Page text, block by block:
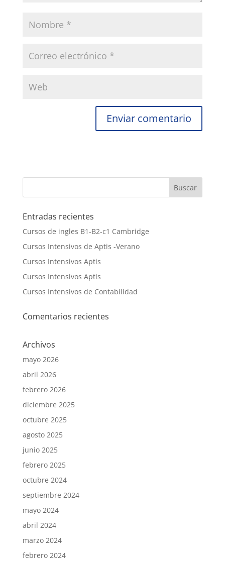
Entradas recientes
Cursos de ingles B1-B2-c1 Cambridge
Cursos Intensivos de Aptis -Verano
Cursos Intensivos Aptis
Cursos Intensivos Aptis
Cursos Intensivos de Contabilidad
Comentarios recientes
Archivos
mayo 2026
abril 2026
febrero 2026
diciembre 2025
octubre 2025
agosto 2025
junio 2025
febrero 2025
octubre 2024
septiembre 2024
mayo 2024
abril 2024
marzo 2024
febrero 2024